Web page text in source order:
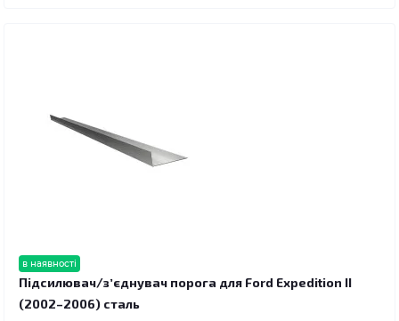
в наявності
Підсилювач/зʼєднувач порога для Ford Expedition II
(2002–2006) сталь